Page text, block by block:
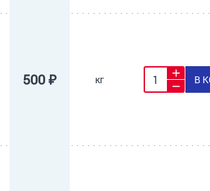
500 ₽ кг В